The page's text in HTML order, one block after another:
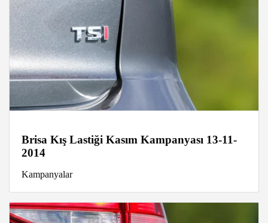
Brisa Kış Lastiği Kasım Kampanyası 13-11-
2014
Kampanyalar